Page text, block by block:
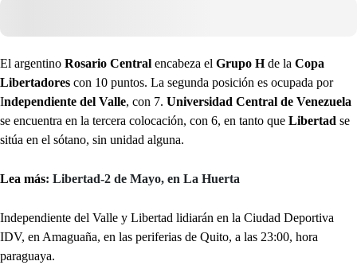
El argentino Rosario Central encabeza el Grupo Hde la Copa
Libertadores con 10 puntos. La segunda posición es ocupada por
Independiente del Valle, con 7. Universidad Central de Venezuela
se encuentra en la tercera colocación, con 6, en tanto que Libertad se
sitúa en el sótano, sin unidad alguna.
Lea más: Libertad-2 de Mayo, en La Huerta
Independiente del Valle y Libertad lidiarán en la Ciudad Deportiva
IDV, en Amaguaña, en las periferias de Quito, a las 23:00, hora
paraguaya.